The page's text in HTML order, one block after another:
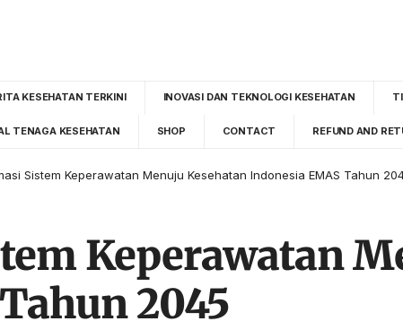
KESEHATAN TERKINI INOVASI DAN TEKNOLOGI KESEHATAN
TENAGA KESEHATAN SHOP CONTACT REFUND AND
Sistem Keperawatan Menuju Kesehatan Indonesia EMAS Tahun
Keperawatan
2045